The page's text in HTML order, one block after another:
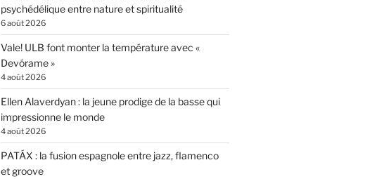
psychédélique entre nature et spiritualité
6 août 2026
Vale! ULB font monter la température avec «
Devórame »
4 août 2026
Ellen Alaverdyan : la jeune prodige de la basse qui
impressionne le monde
4 août 2026
PATÁX : la fusion espagnole entre jazz, flamenco
et groove